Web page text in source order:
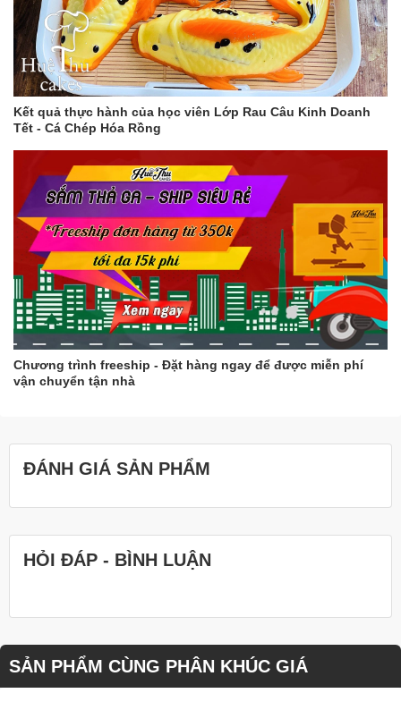
Kết quả thực hành của học viên Lớp Rau Câu Kinh Doanh
Tết - Cá Chép Hóa Rồng
Chương trình freeship - Đặt hàng ngay để được miễn phí
vận chuyển tận nhà
ĐÁNH GIÁ SẢN PHẨM
HỎI ĐÁP - BÌNH LUẬN
SẢN PHẨM CÙNG PHÂN KHÚC GIÁ